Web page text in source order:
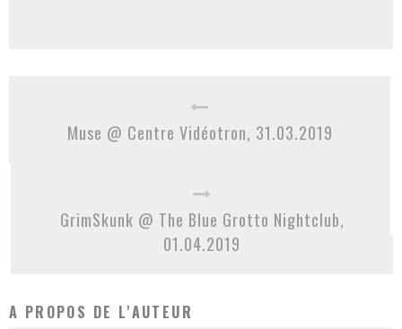
Muse @ Centre Vidéotron, 31.03.2019
GrimSkunk @ The Blue Grotto Nightclub,
01.04.2019
A PROPOS DE L'AUTEUR